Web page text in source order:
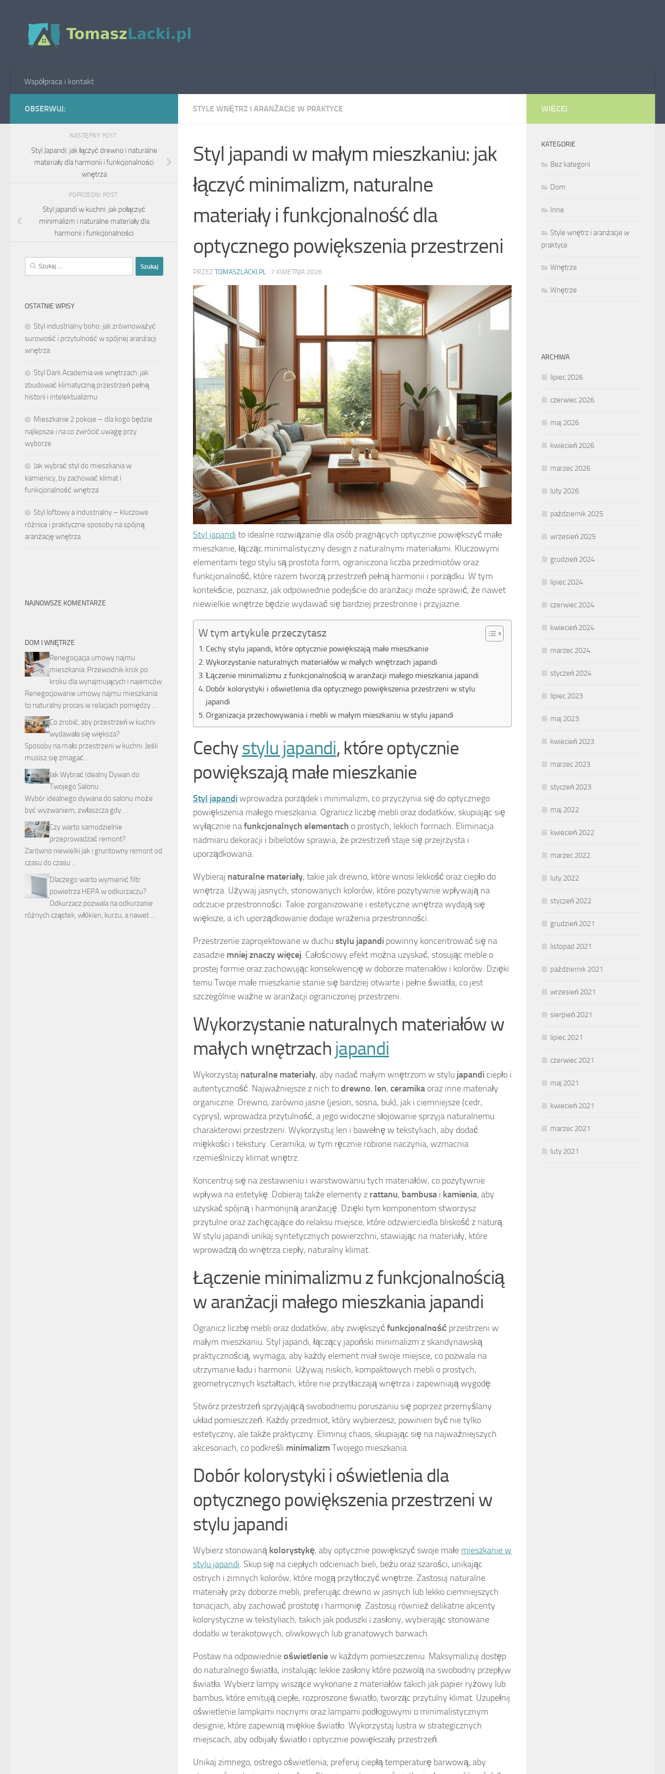
Współpraca i kontakt
STYLE WNĘTRZ I ARANŻACJE W PRAKTYCE
Styl japandi w małym mieszkaniu: jak
łączyć minimalizm, naturalne
materiały i funkcjonalność dla
optycznego powiększenia przestrzeni
PRZEZ TOMASZLACKI.PL · 7 KWIETNIA 2026
Styl japandi to idealne rozwiązanie dla osób pragnących optycznie powiększyć małe
mieszkanie, łącząc minimalistyczny design z naturalnymi materiałami. Kluczowymi
elementami tego stylu są prostota form, ograniczona liczba przedmiotów oraz
funkcjonalność, które razem tworzą przestrzeń pełną harmonii i porządku. W tym
kontekście, poznasz, jak odpowiednie podejście do aranżacji może sprawić, że nawet
niewielkie wnętrze będzie wydawać się bardziej przestronne i przyjazne.
W tym artykule przeczytasz
Cechy stylu japandi, które optycznie powiększają małe mieszkanie
Wykorzystanie naturalnych materiałów w małych wnętrzach japandi
Łączenie minimalizmu z funkcjonalnością w aranżacji małego mieszkania japandi
Dobór kolorystyki i oświetlenia dla optycznego powiększenia przestrzeni w stylu
japandi
Organizacja przechowywania i mebli w małym mieszkaniu w stylu japandi
Cechystylu japandi, które optycznie
powiększają małe mieszkanie
Styl japandiwprowadza porządek i minimalizm, co przyczynia się do optycznego
powiększenia małego mieszkania. Ogranicz liczbę mebli oraz dodatków, skupiając się
wyłącznie nafunkcjonalnych elementach o prostych, lekkich formach. Eliminacja
nadmiaru dekoracji i bibelotów sprawia, że przestrzeń staje się przejrzysta i
uporządkowana.
Wybieraj naturalne materiały, takie jak drewno, które wnosi lekkość oraz ciepło do
wnętrza. Używaj jasnych, stonowanych kolorów, które pozytywnie wpływają na
odczucie przestronności. Takie zorganizowane i estetyczne wnętrza wydają się
większe, a ich uporządkowanie dodaje wrażenia przestronności.
Przestrzenie zaprojektowane w duchu stylu japandi powinny koncentrować się na
zasadzie mniej znaczy więcej. Całościowy efekt można uzyskać, stosując meble o
prostej formie oraz zachowując konsekwencję w doborze materiałów i kolorów. Dzięki
temu Twoje małe mieszkanie stanie się bardziej otwarte i pełne światła, co jest
szczególnie ważne w aranżacji ograniczonej przestrzeni.
Wykorzystanie naturalnych materiałów w
małych wnętrzach japandi
Wykorzystaj naturalne materiały, aby nadać małym wnętrzom w stylu japandi ciepło i
autentyczność. Najważniejsze z nich todrewno, len, ceramika oraz inne materiały
organiczne. Drewno, zarówno jasne (jesion, sosna, buk), jak i ciemniejsze (cedr,
cyprys), wprowadza przytulność, a jego widoczne słojowanie sprzyja naturalnemu
charakterowi przestrzeni. Wykorzystuj len i bawełnę w tekstyliach, aby dodać
miękkości i tekstury. Ceramika, w tym ręcznie robione naczynia, wzmacnia
rzemieślniczy klimat wnętrz.
Koncentruj się na zestawieniu i warstwowaniu tych materiałów, co pozytywnie
wpływa na estetykę. Dobieraj także elementy z rattanu, bambusa i kamienia, aby
uzyskać spójną i harmonijną aranżację. Dzięki tym komponentom stworzysz
przytulne oraz zachęcające do relaksu miejsce, które odzwierciedla bliskość z naturą.
W stylu japandi unikaj syntetycznych powierzchni, stawiając na materiały, które
wprowadzą do wnętrza ciepły, naturalny klimat.
Łączenie minimalizmu z funkcjonalnością
w aranżacji małego mieszkania japandi
Ogranicz liczbę mebli oraz dodatków, aby zwiększyćfunkcjonalność przestrzeni w
małym mieszkaniu. Styl japandi, łączący japoński minimalizm z skandynawską
praktycznością, wymaga, aby każdy element miał swoje miejsce, co pozwala na
utrzymanie ładu i harmonii. Używaj niskich, kompaktowych mebli o prostych,
geometrycznych kształtach, które nie przytłaczają wnętrza i zapewniają wygodę.
Stwórz przestrzeń sprzyjającą swobodnemu poruszaniu się poprzez przemyślany
układ pomieszczeń. Każdy przedmiot, który wybierzesz, powinien być nie tylko
estetyczny, ale także praktyczny. Eliminuj chaos, skupiając się na najważniejszych
akcesoriach, co podkreśli minimalizm Twojego mieszkania.
Dobór kolorystyki i oświetlenia dla
optycznego powiększenia przestrzeni w
stylu japandi
Wybierz stonowaną kolorystykę, aby optycznie powiększyć swoje małe mieszkanie w
stylu japandi. Skup się na ciepłych odcieniach bieli, beżu oraz szarości, unikając
ostrych i zimnych kolorów, które mogą przytłoczyć wnętrze. Zastosuj naturalne
materiały przy doborze mebli, preferując drewno w jasnych lub lekko ciemniejszych
tonacjach, aby zachować prostotę i harmonię. Zastosuj również delikatne akcenty
kolorystyczne w tekstyliach, takich jak poduszki i zasłony, wybierając stonowane
dodatki w terakotowych, oliwkowych lub granatowych barwach.
Postaw na odpowiednieoświetleniew każdym pomieszczeniu. Maksymalizuj dostęp
do naturalnego światła, instalując lekkie zasłony które pozwolą na swobodny przepływ
światła. Wybierz lampy wiszące wykonane z materiałów takich jak papier ryżowy lub
bambus, które emitują ciepłe, rozproszone światło, tworząc przytulny klimat. Uzupełnij
oświetlenie lampkami nocnymi oraz lampami podłogowymi o minimalistycznym
designie, które zapewnią miękkie światło. Wykorzystaj lustra w strategicznych
miejscach, aby odbijały światło i optycznie powiększały przestrzeń.
Unikaj zimnego, ostrego oświetlenia; preferuj ciepłą temperaturę barwową, aby
OBSERWUJ:
NASTĘPNY POST
Styl Japandi: jak łączyć drewno i naturalne
materiały dla harmonii i funkcjonalności
wnętrza
POPRZEDNI POST
Styl japandi w kuchni: jak połączyć
minimalizm i naturalne materiały dla
harmonii i funkcjonalności
Szukaj:
OSTATNIE WPISY
Styl industrialny boho: jak zrównoważyć
surowość i przytulność w spójnej aranżacji
wnętrza
Styl Dark Academia we wnętrzach: jak
zbudować klimatyczną przestrzeń pełną
historii i intelektualizmu
Mieszkanie 2 pokoje – dla kogo będzie
najlepsze i na co zwrócić uwagę przy
wyborze
Jak wybrać styl do mieszkania w
kamienicy, by zachować klimat i
funkcjonalność wnętrza
Styl loftowy a industrialny – kluczowe
różnice i praktyczne sposoby na spójną
aranżację wnętrza
NAJNOWSZE KOMENTARZE
DOM I WNĘTRZE
Renegocjacja umowy najmu
mieszkania: Przewodnik krok po
kroku dla wynajmujących i najemców
Renegocjowanie umowy najmu mieszkania
to naturalny proces w relacjach pomiędzy …
Co zrobić, aby przestrzeń w kuchni
wydawała się większa?
Sposoby na mało przestrzeni w kuchni: Jeśli
musisz się zmagać …
Jak Wybrać Idealny Dywan do
Twojego Salonu
Wybór idealnego dywana do salonu może
być wyzwaniem, zwłaszcza gdy …
Czy warto samodzielnie
przeprowadzać remont?
Zarówno niewielki jak i gruntowny remont od
czasu do czasu …
Dlaczego warto wymienić filtr
powietrza HEPA w odkurzaczu?
Odkurzacz pozwala na odkurzanie
różnych cząstek, włókien, kurzu, a nawet …
WIĘCEJ
KATEGORIE
Bez kategorii
Dom
Inne
Style wnętrz i aranżacje w
praktyce
Wnętrze
Wnętrze
ARCHIWA
lipiec 2026
czerwiec 2026
maj 2026
kwiecień 2026
marzec 2026
luty 2026
październik 2025
wrzesień 2025
grudzień 2024
lipiec 2024
czerwiec 2024
kwiecień 2024
marzec 2024
styczeń 2024
lipiec 2023
maj 2023
kwiecień 2023
marzec 2023
styczeń 2023
maj 2022
kwiecień 2022
marzec 2022
luty 2022
styczeń 2022
grudzień 2021
listopad 2021
październik 2021
wrzesień 2021
sierpień 2021
lipiec 2021
czerwiec 2021
maj 2021
kwiecień 2021
marzec 2021
luty 2021